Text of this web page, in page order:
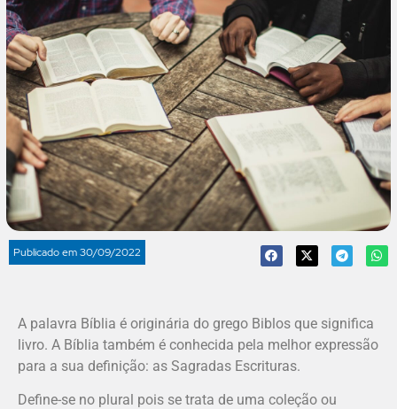
Publicado em30/09/2022
A palavra Bíblia é originária do grego Biblos que significa
livro. A Bíblia também é conhecida pela melhor expressão
para a sua definição: as Sagradas Escrituras.
Define-se no plural pois se trata de uma coleção ou